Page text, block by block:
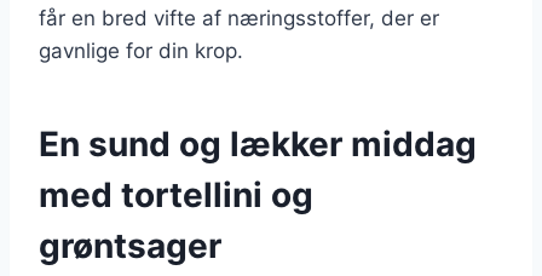
får en bred vifte af næringsstoffer, der er
gavnlige for din krop.
En sund og lækker middag
med tortellini og
grøntsager